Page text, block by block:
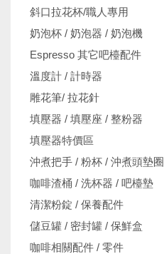
斜口拉花杯/職人專用
奶泡杯 / 奶泡器 / 奶泡機
Espresso 其它吧檯配件
溫度計 / 計時器
雕花筆/ 拉花針
填壓器 / 填壓座 / 整粉器
填壓器特價區
沖煮把手 / 粉杯 / 沖煮頭墊圈
咖啡渣桶 / 洗杯器 / 吧檯墊
清潔粉錠 / 保養配件
儲豆罐 / 密封罐 / 保鮮盒
咖啡相關配件 / 零件